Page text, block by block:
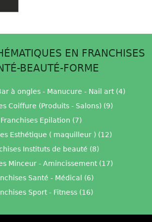
EN FRANCHISES
BEAUTÉ-FORME
à ongles - Manucure - Nail art (4)
Coiffure (Produits - Salons) (9)
Franchises Epilation (7)
Esthétique ( maquilleur ) (12)
Instituts de beauté (8)
Minceur - Amincissement (17)
Santé - Médical (6)
Sport - Fitness (16)